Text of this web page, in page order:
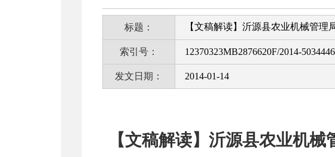
标题： 【文稿解读】沂源县农业机械管
索引号： 12370323MB2876620F/2014-5034446
发文日期： 2014-01-14
【文稿解读】沂源县农业机